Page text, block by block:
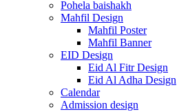
Pohela baishakh
Mahfil Design
Mahfil Poster
Mahfil Banner
EID Design
Eid Al Fitr Design
Eid Al Adha Design
Calendar
Admission design